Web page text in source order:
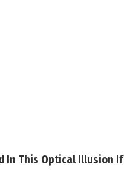
In This Optical Illusion If